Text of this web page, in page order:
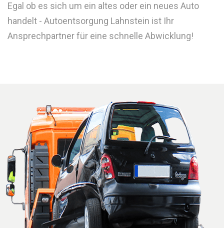
Egal ob es sich um ein altes oder ein neues Auto
handelt - Autoentsorgung Lahnstein ist Ihr
Ansprechpartner für eine schnelle Abwicklung!